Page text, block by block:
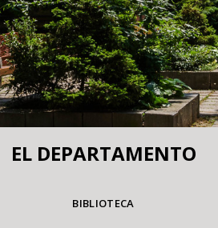
EL DEPARTAMENTO
BIBLIOTECA